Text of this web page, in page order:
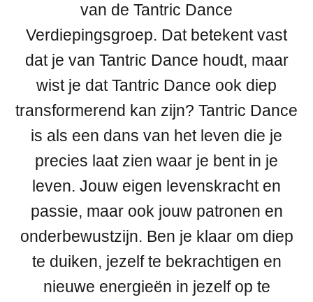
van de Tantric Dance
Verdiepingsgroep. Dat betekent vast
dat je van Tantric Dance houdt, maar
wist je dat Tantric Dance ook diep
transformerend kan zijn? Tantric Dance
is als een dans van het leven die je
precies laat zien waar je bent in je
leven. Jouw eigen levenskracht en
passie, maar ook jouw patronen en
onderbewustzijn. Ben je klaar om diep
te duiken, jezelf te bekrachtigen en
nieuwe energieën in jezelf op te